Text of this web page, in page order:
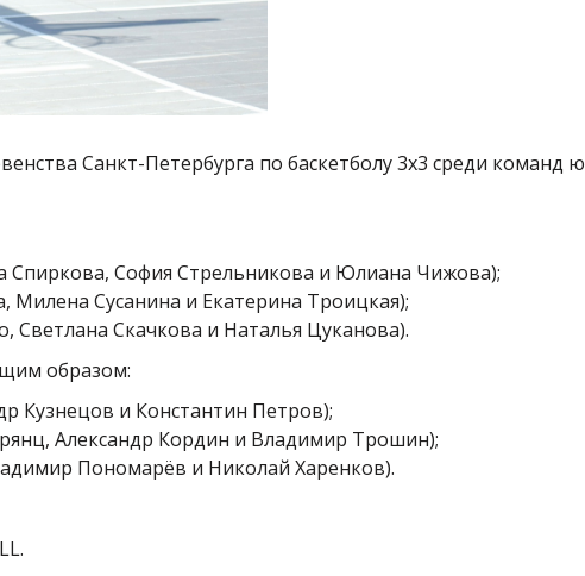
Санкт-Петербурга по баскетболу 3х3 среди
София Стрельникова и Юлиана Чижова);
Милена Сусанина и Екатерина Троицкая);
Скачкова и Наталья Цуканова).
образом:
Кузнецов и Константин Петров);
Александр Кордин и Владимир Трошин);
Пономарёв и Николай Харенков).